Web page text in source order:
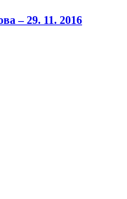
– 29. 11. 2016